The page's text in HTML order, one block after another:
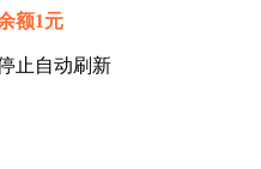
额1元
止自动刷新